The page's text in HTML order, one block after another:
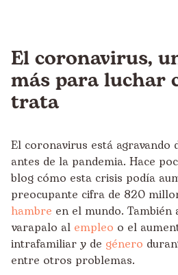
El coronavirus,
más para luchar
trata
El coronavirus está agravando
antes de la pandemia. Hace
blog cómo esta crisis podía
preocupante cifra de 820
hambre en el mundo. También
varapalo al empleo o el
intrafamiliar y de género
entre otros problemas.